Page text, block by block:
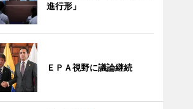
進行形」
ＥＰＡ視野に議論継続